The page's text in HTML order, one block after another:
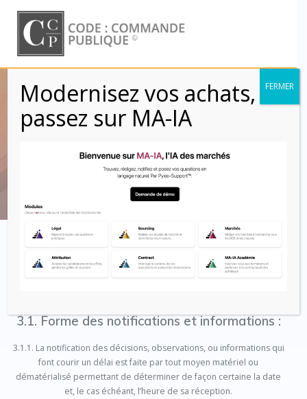
to
content
CCAG Travaux
2021 – Article 3
Code : Commande Publique
Article 3 –Obligations
3.1. Forme des notifications et informations :
3.1.1. La notification des décisions, observations, ou informations qui
font courir un délai est faite par tout moyen matériel ou
dématérialisé permettant de déterminer de façon certaine la date
et, le cas échéant, l’heure de sa réception.
Modernisez vos achats,
passez sur MA-IA
FERMER